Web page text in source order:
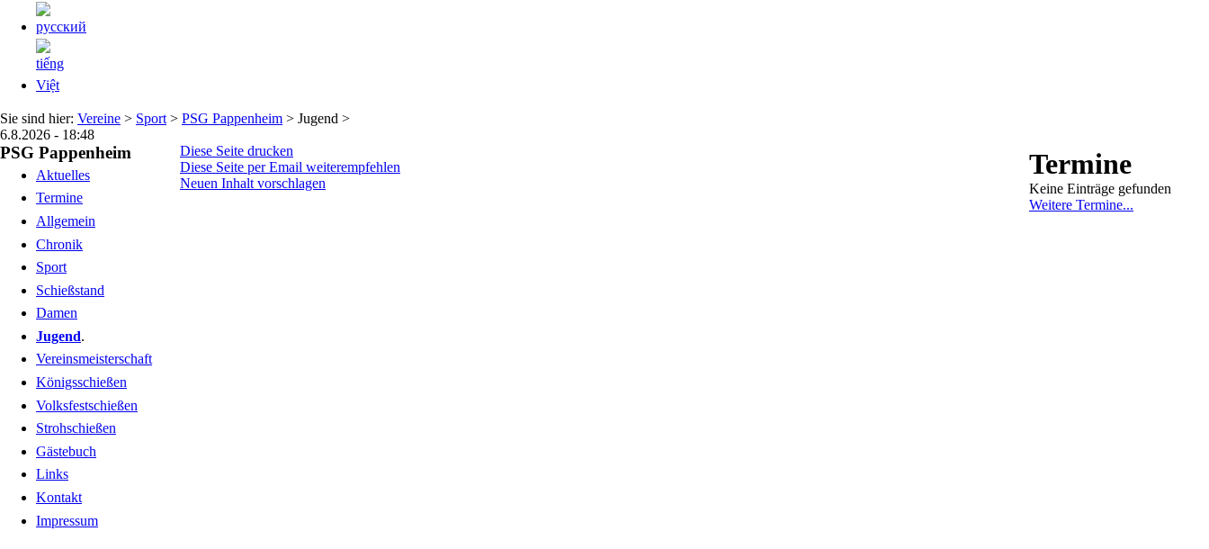
Sie sind hier: Vereine > Sport > PSG Pappenheim > Jugend >
6.8.2026 - 18:48
PSG Pappenheim
Aktuelles
Termine
Allgemein
Chronik
Sport
Schießstand
Damen
Jugend.
Vereinsmeisterschaft
Königsschießen
Volksfestschießen
Strohschießen
Gästebuch
Links
Kontakt
Impressum
Termine
Keine Einträge gefunden
Weitere Termine...
Diese Seite drucken
Diese Seite per Email weiterempfehlen
Neuen Inhalt vorschlagen